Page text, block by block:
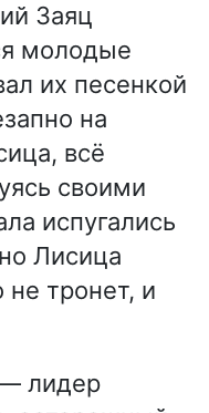
Заяц
молодые
их песенкой
на
всё
своими
испугались
Лисица
не тронет, и
лидер